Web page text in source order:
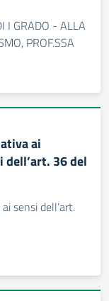
I GRADO - ALLA
PROF.SSA
ai
36 del
sensi dell’art.